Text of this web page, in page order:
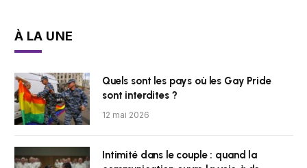
À LA UNE
Quels sont les pays où les Gay Pride
sont interdites ?
12 mai 2026
Intimité dans le couple : quand la